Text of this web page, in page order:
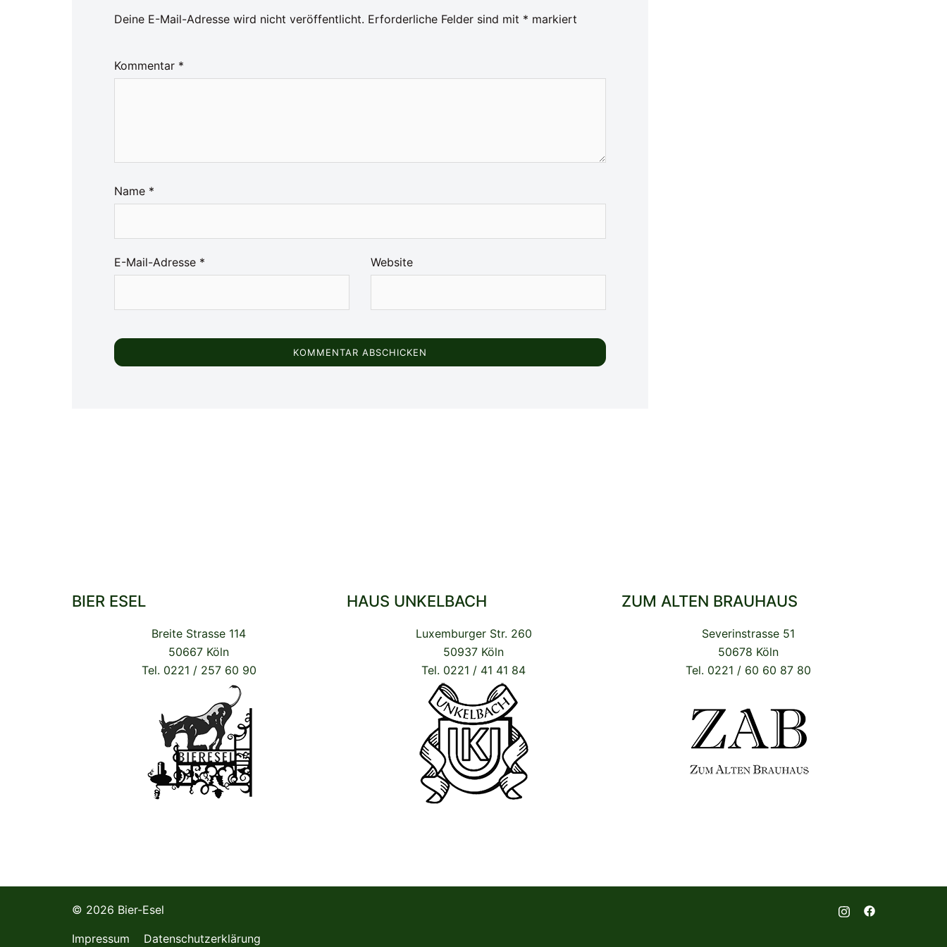
Deine E-Mail-Adresse wird nicht veröffentlicht. Erforderliche Felder sind mit * markiert
Kommentar *
Name *
E-Mail-Adresse * Website
BIER ESEL
Breite Strasse 114
50667 Köln
Tel. 0221 / 257 60 90
HAUS UNKELBACH
Luxemburger Str. 260
50937 Köln
Tel. 0221 / 41 41 84
ZUM ALTEN BRAUHAUS
Severinstrasse 51
50678 Köln
Tel. 0221 / 60 60 87 80
© 2026 Bier-Esel
Impressum Datenschutzerklärung